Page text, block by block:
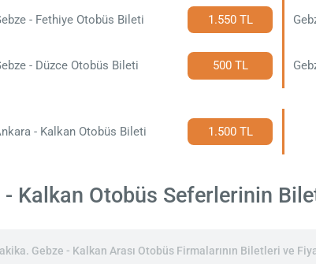
- Fethiye Otobüs Bileti 1.550 TL
- Düzce Otobüs Bileti 500 TL
- Kalkan Otobüs Bileti 1.500 TL
- Kalkan Otobüs Seferlerinin
Gebze - Kalkan Arası Otobüs Firmalarının Biletleri ve